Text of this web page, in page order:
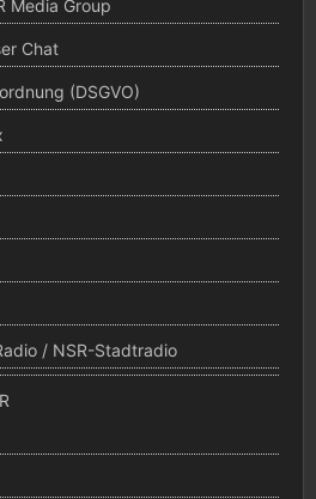
Media Group
Chat
(DSGVO)
/ NSR-Stadtradio